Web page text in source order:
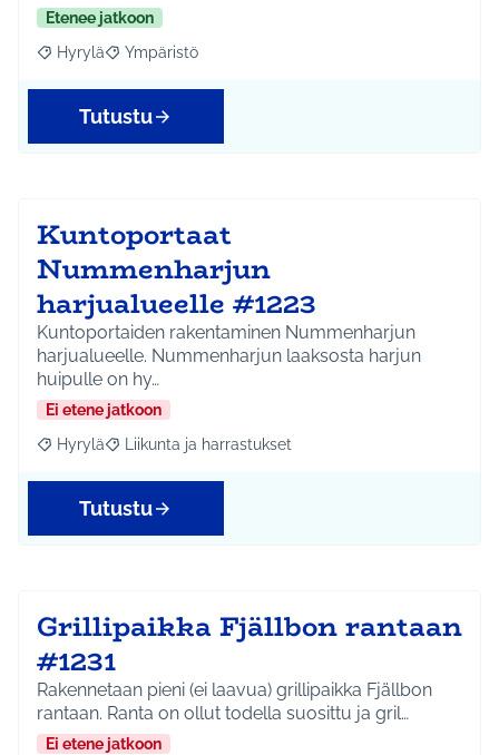
Etenee jatkoon
Rajaa tulokset aihepiirin mukaan: Hyrylä
Hyrylä Rajaa tulokset teeman mukaan: Ympäristö
Ympäristö
Tutustu
Kuntoportaat
Nummenharjun
harjualueelle #1223
Kuntoportaiden rakentaminen Nummenharjun
harjualueelle. Nummenharjun laaksosta harjun
huipulle on hy…
Ei etene jatkoon
Rajaa tulokset aihepiirin mukaan: Hyrylä
Hyrylä Rajaa tulokset teeman mukaan: Liikunta ja
Liikunta ja harrastukset
Tutustu
Grillipaikka Fjällbon rantaan
#1231
Rakennetaan pieni (ei laavua) grillipaikka Fjällbon
rantaan. Ranta on ollut todella suosittu ja gril…
Ei etene jatkoon